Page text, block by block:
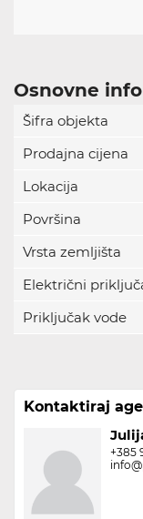
Osnovne
Šifra objekta
Prodajna cijena
Lokacija
Površina
Vrsta zemljišta
Električni
Priključak vode
Kontaktiraj
+385